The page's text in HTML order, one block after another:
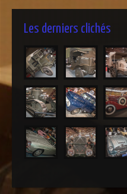
Les derniers clichés